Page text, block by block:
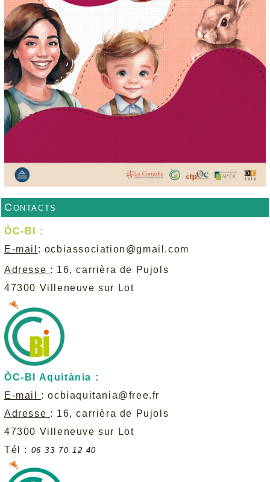
Contacts
ÒC-BI :
E-mail : ocbiassociation@gmail.com
Adresse : 16, carrièra de Pujols
47300 Villeneuve sur Lot
ÒC-BI Aquitània :
E-mail :ocbiaquitania@free.fr
Adresse : 16, carrièra de Pujols
47300 Villeneuve sur Lot
Tél : 06 33 70 12 40